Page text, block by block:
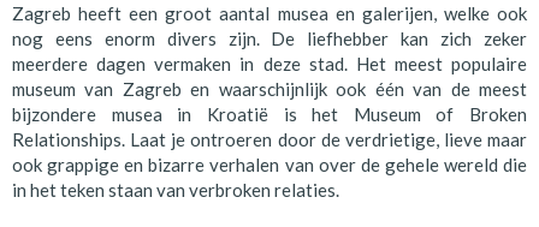
Zagreb heeft een groot aantal musea en galerijen, welke ook
nog eens enorm divers zijn. De liefhebber kan zich zeker
meerdere dagen vermaken in deze stad. Het meest populaire
museum van Zagreb en waarschijnlijk ook één van de meest
bijzondere musea in Kroatië is het Museum of Broken
Relationships. Laat je ontroeren door de verdrietige, lieve maar
ook grappige en bizarre verhalen van over de gehele wereld die
in het teken staan van verbroken relaties.